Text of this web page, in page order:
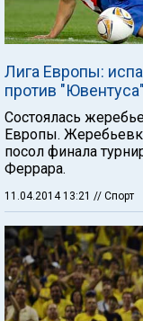
Лига Европы:
против "Ювентуса"
Состоялась
Европы.
посол финала
Феррара.
11.04.2014 13:21 // Спорт